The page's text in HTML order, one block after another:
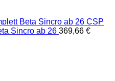
CSP
Sincro ab 26 369,66 €